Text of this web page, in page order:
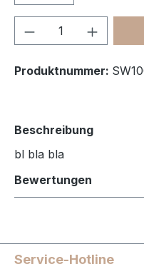
Produkt
Produktnummer:
Beschreibung
bl bla bla
Bewertungen
Service-Hotline